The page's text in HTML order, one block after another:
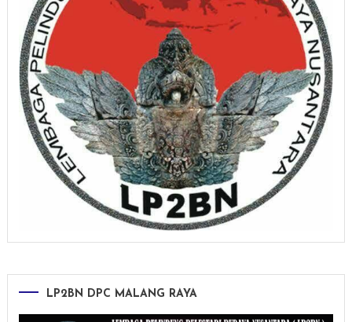
LP2BN DPC MALANG RAYA